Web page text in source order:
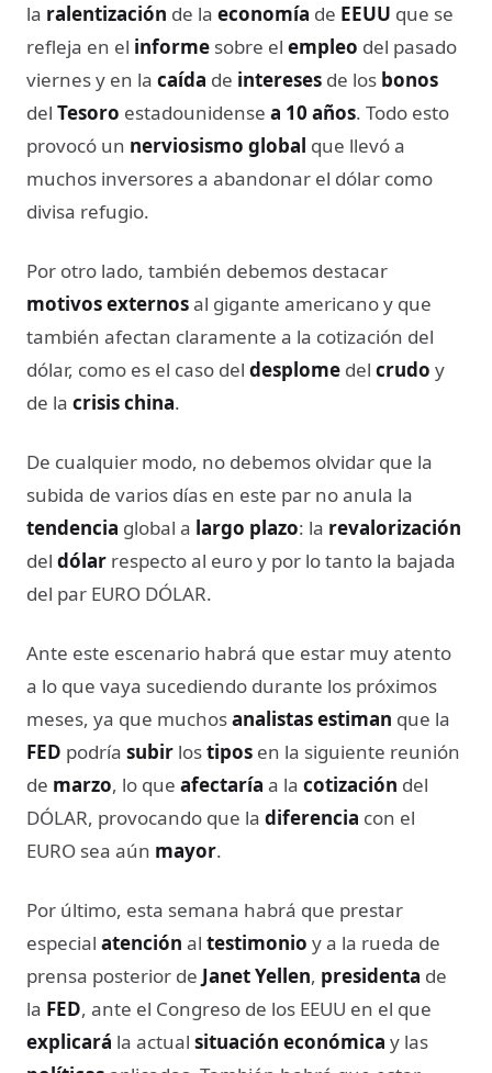
la ralentización de la economía de EEUU que se
refleja en el informe sobre el empleo del pasado
viernes y en la caída de intereses de los bonos
del Tesoro estadounidense a 10 años. Todo esto
provocó un nerviosismo global que llevó a
muchos inversores a abandonar el dólar como
divisa refugio.
Por otro lado, también debemos destacar
motivos externosal gigante americano y que
también afectan claramente a la cotización del
dólar, como es el caso del desplome del crudo y
de la crisis china.
De cualquier modo, no debemos olvidar que la
subida de varios días en este par no anula la
tendencia global a largo plazo: la revalorización
del dólar respecto al euro y por lo tanto la bajada
del par EURO DÓLAR.
Ante este escenario habrá que estar muy atento
a lo que vaya sucediendo durante los próximos
meses, ya que muchosanalistas estiman que la
FED podría subir lostipos en la siguiente reunión
de marzo, lo que afectaría a la cotización del
DÓLAR, provocando que la diferencia con el
EURO sea aún mayor.
Por último, esta semana habrá que prestar
especial atención al testimonio y a la rueda de
prensa posterior de Janet Yellen, presidenta de
la FED, ante el Congreso de los EEUU en el que
explicará la actual situación económica y las